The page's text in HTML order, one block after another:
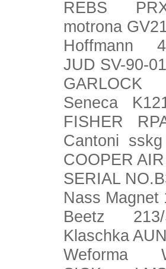
REBS
motrona
Hoffmann
JUD SV-90-
GARLOCK
Seneca
FISHER
Cantoni sskg
COOPER
SERIAL
Nass Magnet
Beetz 213/
Klaschka
Weforma